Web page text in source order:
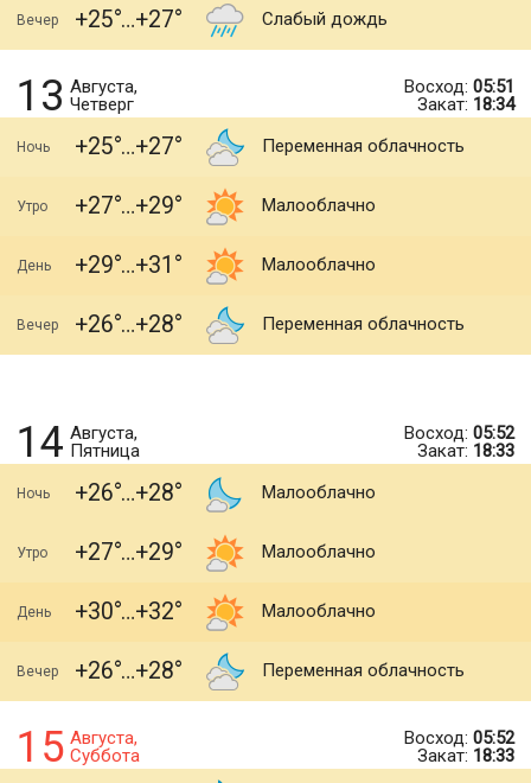
Вечер +25 +27 Слабый дождь
13 Августа,
Четверг
Восход: 05:51
Закат: 18:34
Ночь +25 +27 Переменная облачность
Утро +27 +29 Малооблачно
День +29 +31 Малооблачно
Вечер +26 +28 Переменная облачность
14 Августа,
Пятница
Восход: 05:52
Закат: 18:33
Ночь +26 +28 Малооблачно
Утро +27 +29 Малооблачно
День +30 +32 Малооблачно
Вечер +26 +28 Переменная облачность
15 Августа,
Суббота
Восход: 05:52
Закат: 18:33